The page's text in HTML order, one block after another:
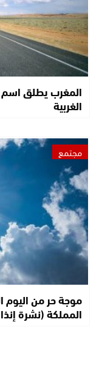
المغرب يطلق
الغربية
مجتمع
موجة حر من اليوم
المملكة (نشرة